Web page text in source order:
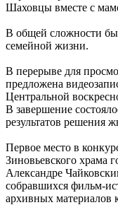
Шаховцы вместе с
В общей сложности
семейной жизни.
В перерыве для
предложена
Центральной
В завершение
результатов решения
Первое место в
Зиновьевского храма
Александре
собравшихся фильм-
архивных материалов